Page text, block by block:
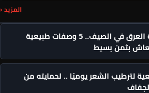
المزيد ‹
وداعًا لرائحة العرق في الصيف.. 5 وصفات طبيعية
بثمن بسيط
لترطيب الشعر يوميًا .. لحمايته من